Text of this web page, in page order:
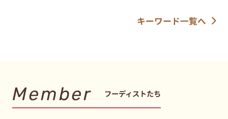
キーワード一覧へ
Member フーディストたち